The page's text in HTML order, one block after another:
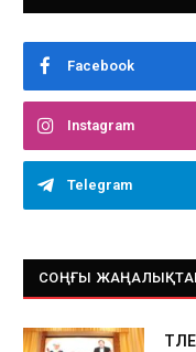
Facebook
Instagram
Telegram
СОҢҒЫ